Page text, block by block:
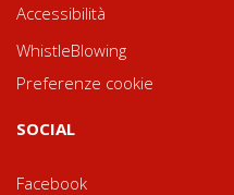
Accessibilità
WhistleBlowing
Preferenze cookie
SOCIAL
Facebook